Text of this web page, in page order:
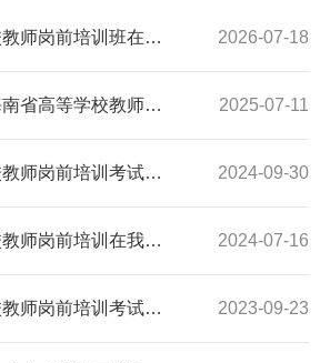
2026年海南省高校教师岗前培训班在我校举行 2026-07-18
我校举办2025年海南省高等学校教师岗前培训 2025-07-11
2024年海南省高校教师岗前培训考试在我校举行 2024-09-30
2024年海南省高校教师岗前培训在我校举办 2024-07-16
2023年海南省高校教师岗前培训考试在我校举行 2023-09-23